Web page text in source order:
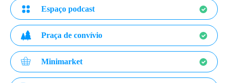
Espaço podcast
Praça de convívio
Minimarket